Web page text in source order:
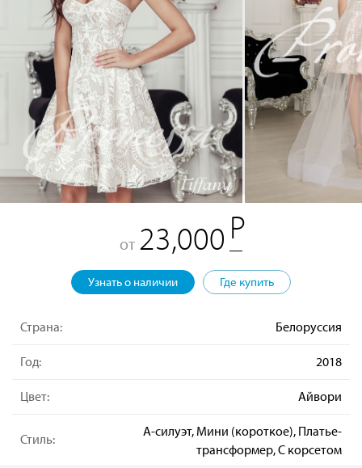
от 23,000
Узнать о наличии Где купить
Страна: Белоруссия
Год: 2018
Цвет: Айвори
Стиль:
А-силуэт, Мини (короткое), Платье-
трансформер, С корсетом